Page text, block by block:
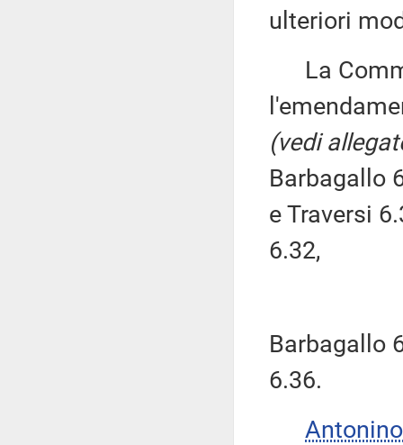
ulteriori
La
(vedi
Barbagallo
e Traversi
6.32,
Barbagallo
6.36.